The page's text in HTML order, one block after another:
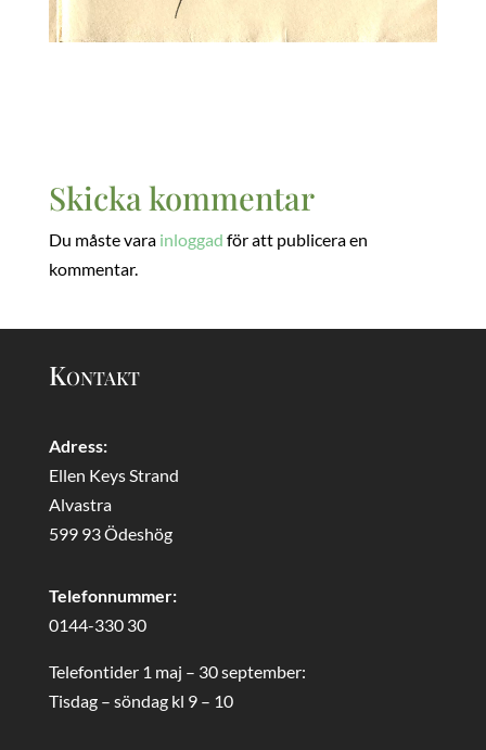
Skicka kommentar
Du måste vara inloggad för att publicera en
kommentar.
Kontakt
Adress:
Ellen Keys Strand
Alvastra
599 93 Ödeshög
Telefonnummer:
0144-330 30
Telefontider 1 maj – 30 september:
Tisdag – söndag kl 9 – 10